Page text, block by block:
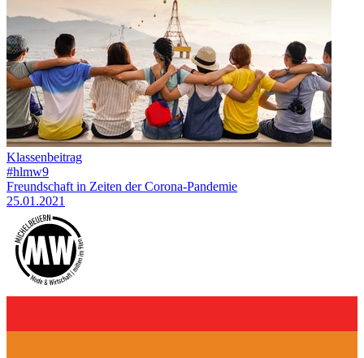
Klassenbeitrag
#hlmw9
Freundschaft in Zeiten der Corona-Pandemie
25.01.2021